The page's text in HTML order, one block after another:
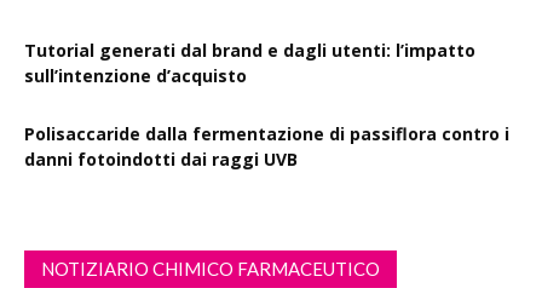
Tutorial generati dal brand e dagli utenti: l’impatto
sull’intenzione d’acquisto
Polisaccaride dalla fermentazione di passiflora contro i
danni fotoindotti dai raggi UVB
NOTIZIARIO CHIMICO FARMACEUTICO